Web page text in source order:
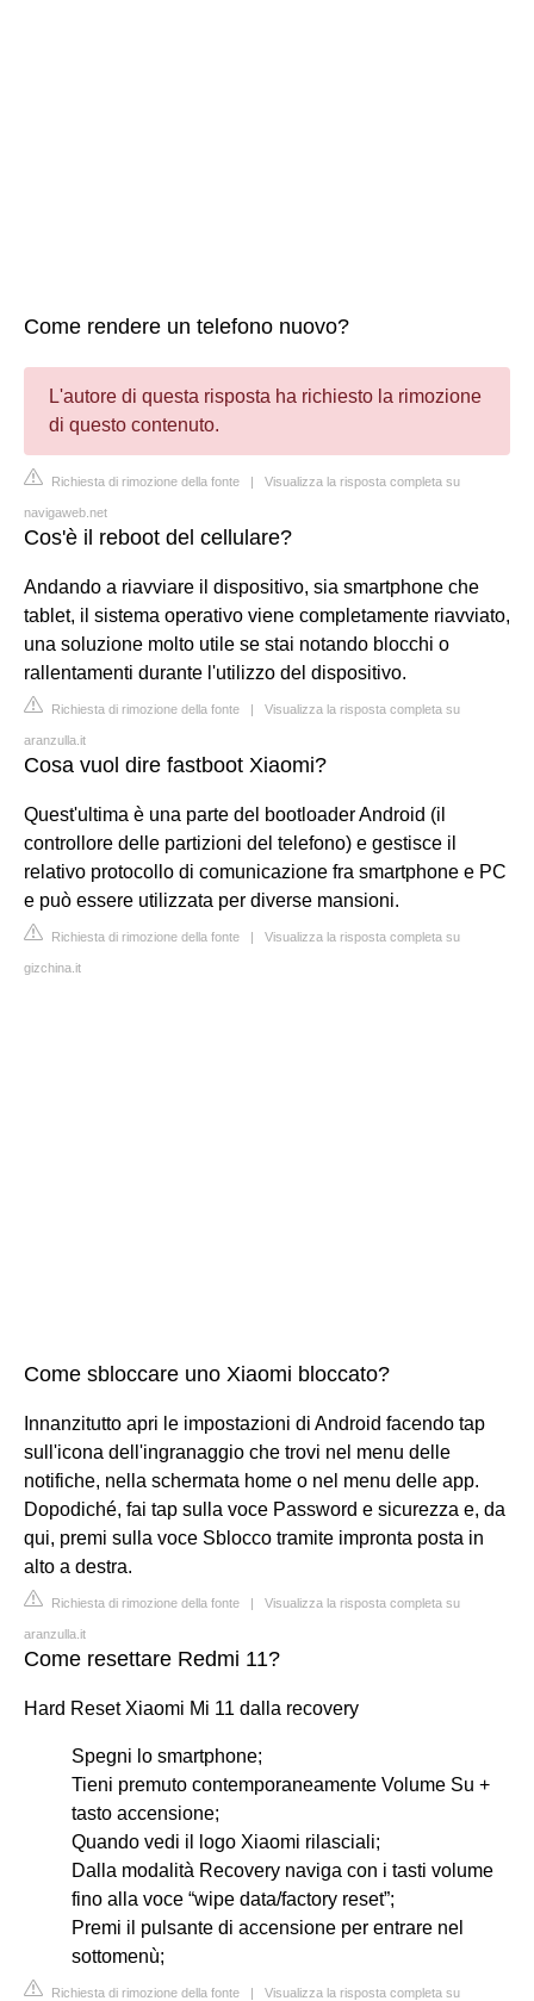
Come rendere un telefono nuovo?
L'autore di questa risposta ha richiesto la rimozione
di questo contenuto.
Richiesta di rimozione della fonte | Visualizza la risposta completa su
navigaweb.net
Cos'è il reboot del cellulare?
Andando a riavviare il dispositivo, sia smartphone che
tablet, il sistema operativo viene completamente riavviato,
una soluzione molto utile se stai notando blocchi o
rallentamenti durante l'utilizzo del dispositivo.
Richiesta di rimozione della fonte | Visualizza la risposta completa su
aranzulla.it
Cosa vuol dire fastboot Xiaomi?
Quest'ultima è una parte del bootloader Android (il
controllore delle partizioni del telefono) e gestisce il
relativo protocollo di comunicazione fra smartphone e PC
e può essere utilizzata per diverse mansioni.
Richiesta di rimozione della fonte | Visualizza la risposta completa su
gizchina.it
Come sbloccare uno Xiaomi bloccato?
Innanzitutto apri le impostazioni di Android facendo tap
sull'icona dell'ingranaggio che trovi nel menu delle
notifiche, nella schermata home o nel menu delle app.
Dopodiché, fai tap sulla voce Password e sicurezza e, da
qui, premi sulla voce Sblocco tramite impronta posta in
alto a destra.
Richiesta di rimozione della fonte | Visualizza la risposta completa su
aranzulla.it
Come resettare Redmi 11?
Hard Reset Xiaomi Mi 11 dalla recovery
Spegni lo smartphone;
Tieni premuto contemporaneamente Volume Su +
tasto accensione;
Quando vedi il logo Xiaomi rilasciali;
Dalla modalità Recovery naviga con i tasti volume
fino alla voce “wipe data/factory reset”;
Premi il pulsante di accensione per entrare nel
sottomenù;
Richiesta di rimozione della fonte | Visualizza la risposta completa su